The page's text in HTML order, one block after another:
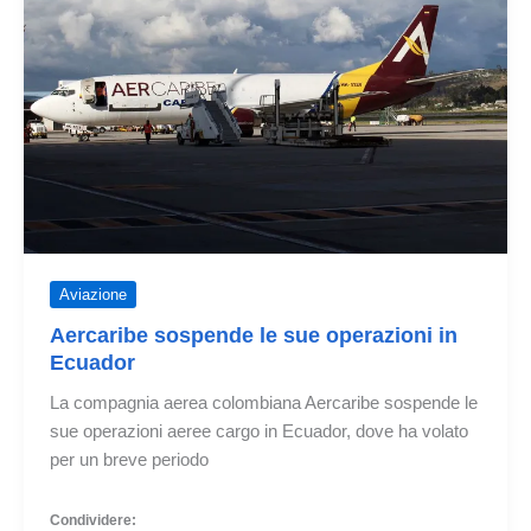
umanitari
Aviazione
Aercaribe sospende le sue operazioni in
Ecuador
La compagnia aerea colombiana Aercaribe sospende le
sue operazioni aeree cargo in Ecuador, dove ha volato
per un breve periodo
Condividere: